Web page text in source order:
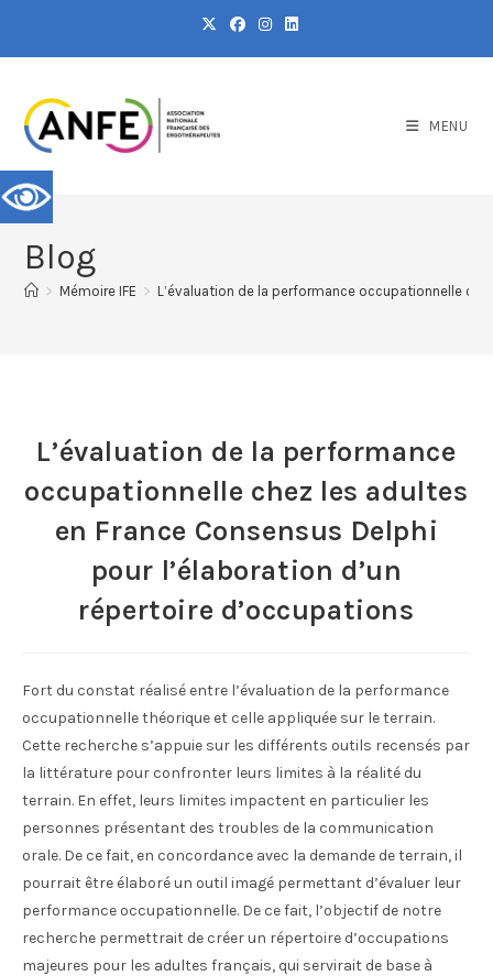
MENU
Blog
> Mémoire IFE > L’évaluation de la performance occupationnelle
L’évaluation de la performance
occupationnelle chez les adultes
en France Consensus Delphi
pour l’élaboration d’un
répertoire d’occupations
Fort du constat réalisé entre l’évaluation de la performance
occupationnelle théorique et celle appliquée sur le terrain.
Cette recherche s’appuie sur les différents outils recensés par
la littérature pour confronter leurs limites à la réalité du
terrain. En effet, leurs limites impactent en particulier les
personnes présentant des troubles de la communication
orale. De ce fait, en concordance avec la demande de terrain, il
pourrait être élaboré un outil imagé permettant d’évaluer leur
performance occupationnelle. De ce fait, l’objectif de notre
recherche permettrait de créer un répertoire d’occupations
majeures pour les adultes français, qui servirait de base à